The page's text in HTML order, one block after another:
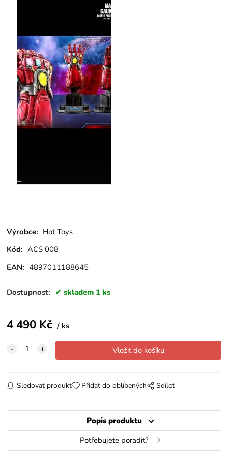
Výrobce: Hot Toys
Kód: ACS 008
EAN: 4897011188645
Dostupnost: skladem 1 ks
4 490 Kč ks
Sledovat produkt Přidat do oblíbených Sdílet
Popis produktu
Potřebujete poradit?